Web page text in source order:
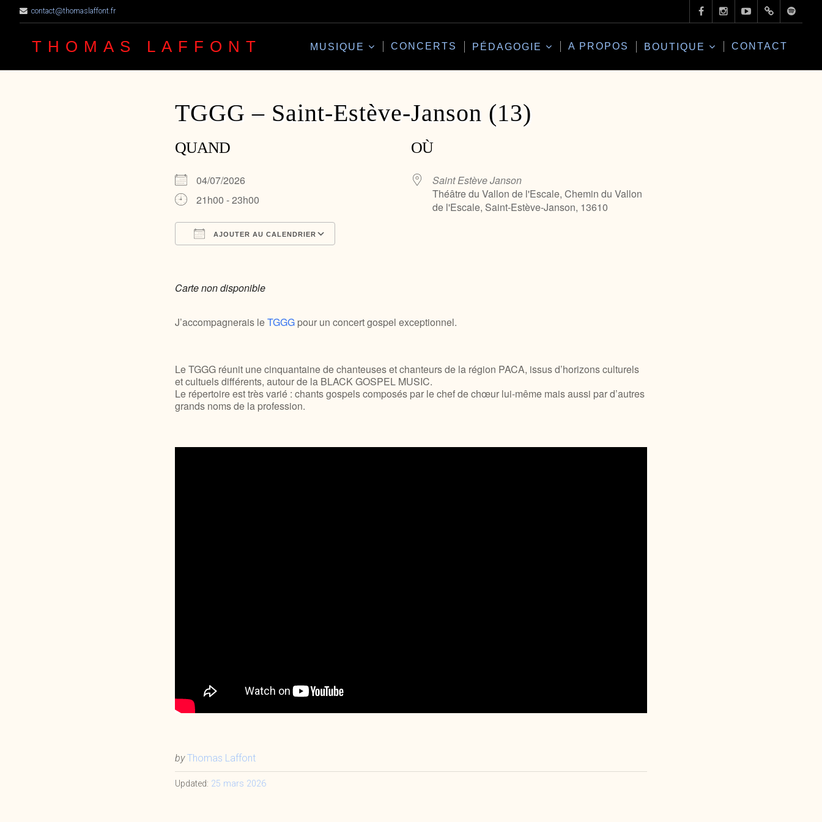
contact@thomaslaffont.fr
THOMAS LAFFONT MUSIQUE CONCERTS PÉDAGOGIE A PROPOS BOUTIQUE CONTACT
TGGG – Saint-Estève-Janson (13)
QUAND
04/07/2026
21h00 - 23h00
AJOUTER AU CALENDRIER
OÙ
Saint Estève Janson
Théâtre du Vallon de l'Escale, Chemin du Vallon
de l'Escale, Saint-Estève-Janson, 13610
Carte non disponible
J’accompagnerais leTGGG pour un concert gospel exceptionnel.
Le TGGG réunit une cinquantaine de chanteuses et chanteurs de la région PACA, issus d’horizons culturels
et cultuels différents, autour de la BLACK GOSPEL MUSIC.
Le répertoire est très varié : chants gospels composés par le chef de chœur lui-même mais aussi par d’autres
grands noms de la profession.
by Thomas Laffont
Updated: 25 mars 2026